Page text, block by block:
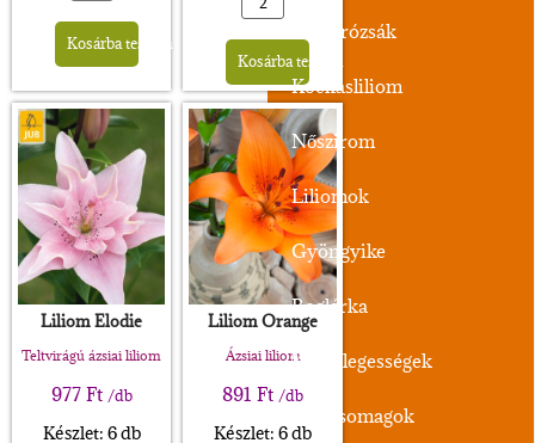
Szellőrózsák
Kockásliliom
Nőszirom
Liliomok
Gyöngyike
Boglárka
Különlegességek
XL-Csomagok
Kosárba teszem
Alternative:
Kosárba teszem
Alternative:
Liliom Elodie
Teltvirágú ázsiai liliom
977Ft /db
Készlet: 6 db
Liliom Orange
Ázsiai liliom
891Ft /db
Készlet: 6 db